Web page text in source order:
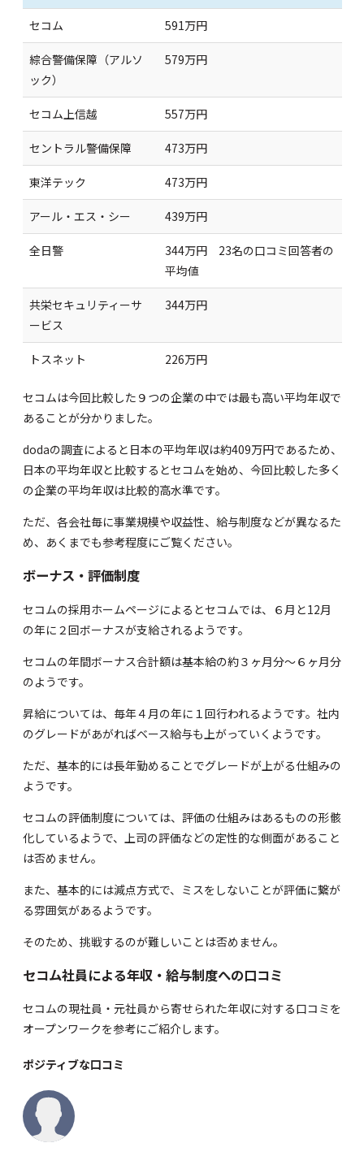
セコム 591万円
綜合警備保障（アルソ
ック）
579万円
セコム上信越 557万円
セントラル警備保障 473万円
東洋テック 473万円
アール・エス・シー 439万円
全日警
344万円 23名の口コミ回答者の
平均値
共栄セキュリティーサ
ービス
344万円
トスネット 226万円
セコムは今回比較した９つの企業の中では最も高い平均年収で
あることが分かりました。
dodaの調査によると日本の平均年収は約409万円であるため、
日本の平均年収と比較するとセコムを始め、今回比較した多く
の企業の平均年収は比較的高水準です。
ただ、各会社毎に事業規模や収益性、給与制度などが異なるた
め、あくまでも参考程度にご覧ください。
ボーナス・評価制度
セコムの採用ホームページによるとセコムでは、６月と12月
の年に２回ボーナスが支給されるようです。
セコムの年間ボーナス合計額は基本給の約３ヶ月分～６ヶ月分
のようです。
昇給については、毎年４月の年に１回行われるようです。社内
のグレードがあがればベース給与も上がっていくようです。
ただ、基本的には長年勤めることでグレードが上がる仕組みの
ようです。
セコムの評価制度については、評価の仕組みはあるものの形骸
化しているようで、上司の評価などの定性的な側面があること
は否めません。
また、基本的には減点方式で、ミスをしないことが評価に繋が
る雰囲気があるようです。
そのため、挑戦するのが難しいことは否めません。
セコム社員による年収・給与制度への口コミ
セコムの現社員・元社員から寄せられた年収に対する口コミを
オープンワークを参考にご紹介します。
ポジティブな口コミ